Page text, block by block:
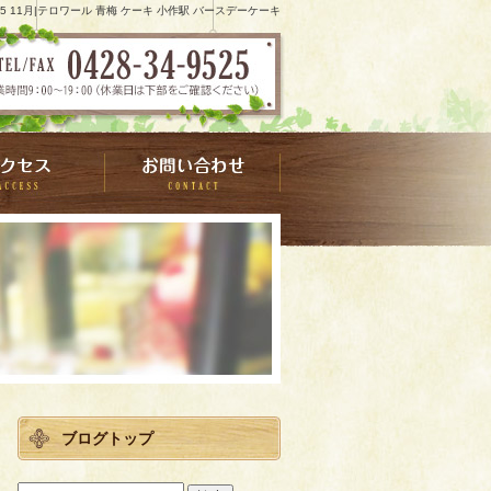
11月|テロワール 青梅 ケーキ 小作駅 バースデーケーキ
ブログトップ